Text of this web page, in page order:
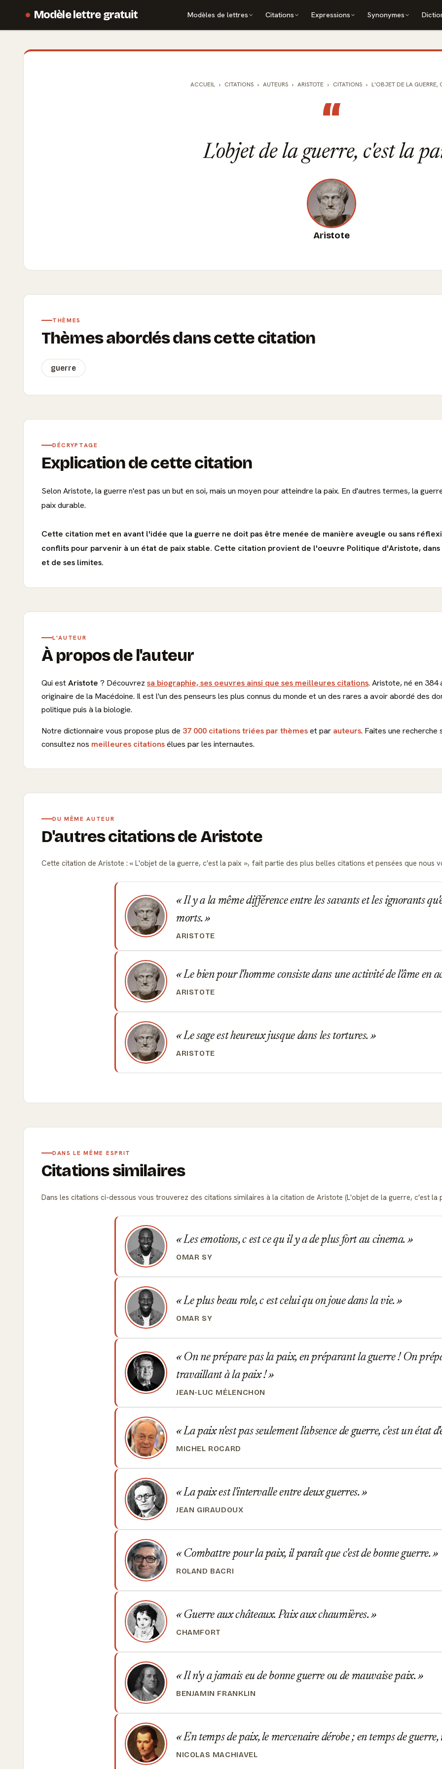
Modèle lettre gratuit Modèles de lettres Citations Expressions Synonymes
ACCUEIL CITATIONS AUTEURS ARISTOTE CITATIONS L'OBJET DE LA GUERRE,
“
L'objet de la guerre, c'est la
Aristote
THÈMES
Thèmes abordés dans cette citation
guerre
DÉCRYPTAGE
Explication de cette citation
Selon Aristote, la guerre n'est pas un but en soi, mais un moyen pour atteindre la paix. En d'autres termes, la
paix durable.
Cette citation met en avant l'idée que la guerre ne doit pas être menée de manière aveugle ou sans
conflits pour parvenir à un état de paix stable. Cette citation provient de l'oeuvre Politique d'Aristote,
et de ses limites.
L'AUTEUR
À propos de l'auteur
Qui estAristote ? Découvrez sa biographie, ses oeuvres ainsi que ses meilleures citations. Aristote, né en 384
originaire de la Macédoine. Il est l'un des penseurs les plus connus du monde et un des rares a avoir abordé des
politique puis à la biologie.
Notre dictionnaire vous propose plus de 37 000 citations triées par thèmeset par auteurs. Faites une recherche
consultez nos meilleures citationsélues par les internautes.
DU MÊME AUTEUR
D'autres citations de Aristote
Cette citation de Aristote : L'objet de la guerre, c'est la paix , fait partie des plus belles citations et pensées que nous
Il y a la même différence entre les savants et les ignorants
morts.
ARISTOTE
Le bien pour l'homme consiste dans une activité de l'âme en
ARISTOTE
Le sage est heureux jusque dans les tortures.
ARISTOTE
DANS LE MÊME ESPRIT
Citations similaires
Dans les citations ci-dessous vous trouverez des citations similaires à la citation de Aristote (L'objet de la guerre, c'est la
Les emotions, c est ce qu il y a de plus fort au cinema.
OMAR SY
Le plus beau role, c est celui qu on joue dans la vie.
OMAR SY
On ne prépare pas la paix, en préparant la guerre ! On
travaillant à la paix !
JEAN-LUC MÉLENCHON
La paix n'est pas seulement l'absence de guerre, c'est un état
MICHEL ROCARD
La paix est l'intervalle entre deux guerres.
JEAN GIRAUDOUX
Combattre pour la paix, il paraît que c'est de bonne guerre.
ROLAND BACRI
Guerre aux châteaux. Paix aux chaumières.
CHAMFORT
Il n'y a jamais eu de bonne guerre ou de mauvaise paix.
BENJAMIN FRANKLIN
En temps de paix, le mercenaire dérobe ; en temps de guerre,
NICOLAS MACHIAVEL